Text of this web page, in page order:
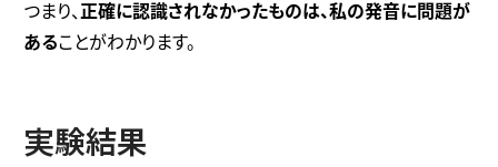
つまり、正確に認識されなかったものは、私の発音に問題が
あることがわかります。
実験結果